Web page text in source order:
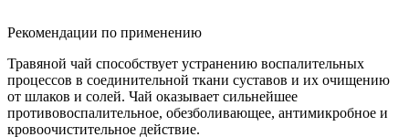
Рекомендации по применению
Травяной чай способствует устранению воспалительных
процессов в соединительной ткани суставов и их очищению
от шлаков и солей. Чай оказывает сильнейшее
противовоспалительное, обезболивающее, антимикробное и
кровоочистительное действие.